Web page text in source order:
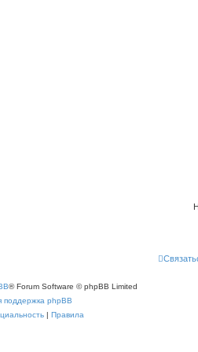
® Forum Software © phpBB Limited
поддержка phpBB
| Правила